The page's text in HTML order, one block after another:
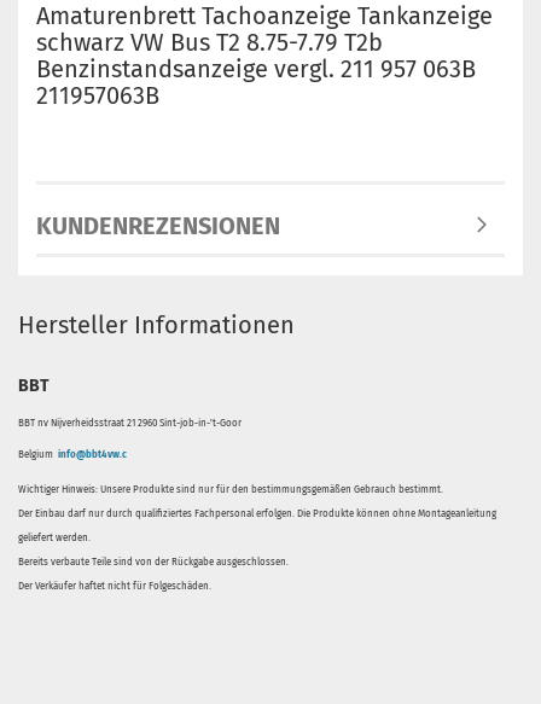
Amaturenbrett Tachoanzeige Tankanzeige
schwarz VW Bus T2 8.75-7.79 T2b
Benzinstandsanzeige vergl. 211 957 063B
211957063B
KUNDENREZENSIONEN
Hersteller Informationen
BBT
BBT nv Nijverheidsstraat 21 2960 Sint-job-in-'t-Goor
Belgium info@bbt4vw.c
Wichtiger Hinweis: Unsere Produkte sind nur für den bestimmungsgemäßen Gebrauch bestimmt.
Der Einbau darf nur durch qualifiziertes Fachpersonal erfolgen. Die Produkte können ohne Montageanleitung
geliefert werden.
Bereits verbaute Teile sind von der Rückgabe ausgeschlossen.
Der Verkäufer haftet nicht für Folgeschäden.